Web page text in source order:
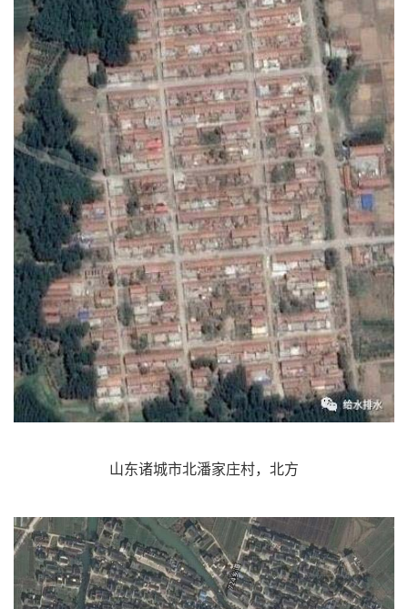
山东诸城市北潘家庄村，北方